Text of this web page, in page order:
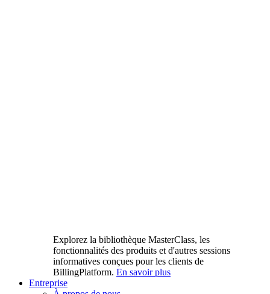
Explorez la bibliothèque MasterClass, les
fonctionnalités des produits et d'autres sessions
informatives conçues pour les clients de
BillingPlatform. En savoir plus
Entreprise